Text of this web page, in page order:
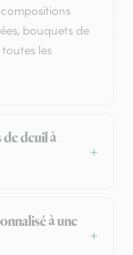
bouquets de
les
deuil à
à une